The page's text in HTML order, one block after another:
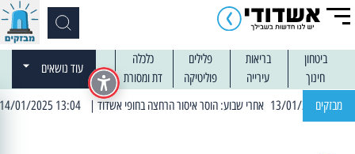
ביטחון בריאות פלילים
כלכלה
חינוך
עירייה פוליטיקה דת ומסורת
עוד נושאים
מבזקים | 13:04 14/01/2025 עובדים בלילות: עבודות קרצוף וריבוד אספלט